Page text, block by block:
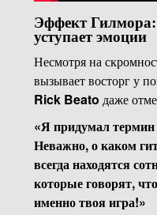
Эффект Гилмора:
уступает эмоции
Несмотря на
вызывает восторг у
Rick Beato даже
«Я придумал
Неважно, о каком
всегда находятся
которые говорят,
именно твоя игра!»